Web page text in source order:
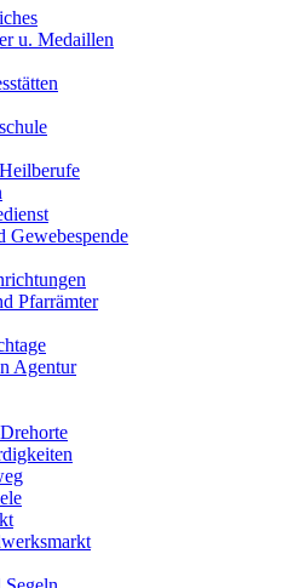
u. Medaillen
Gewebespende
Pfarrämter
Agentur